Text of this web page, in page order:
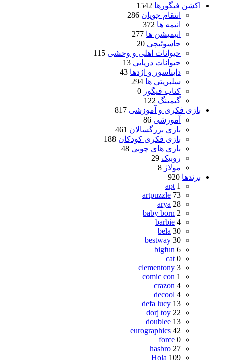
اکشن فیگورها 1542
انتقام جویان 286
انیمه ها 372
انیمیشن ها 277
جاسوئیچی 20
حیوانات اهلی و وحشی 115
حیوانات دریایی 13
دایناسور و اژدها 43
سلبریتی ها 294
کتاب فیگور 0
گیمینگ 122
بازی فکری و آموزشی 817
آموزشی 86
بازی بزرگسالان 461
بازی فکری کودکان 188
بازی های چوبی 48
روبیک 29
مولاژ 8
برندها 920
apt 1
artpuzzle 73
arya 28
baby born 2
barbie 4
bela 30
bestway 30
bigfun 6
cat 0
clementony 3
comic con 1
crazon 4
decool 4
defa lucy 13
dorj toy 22
doublee 13
eurographics 42
force 0
hasbro 27
Hola 109